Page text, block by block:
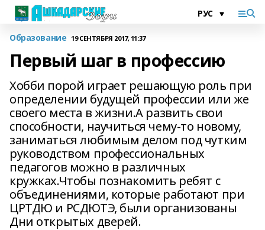
Образование 19 СЕНТЯБРЯ 2017, 11:37
Первый шаг в профессию
Хобби порой играет решающую роль при
определении будущей профессии или же
своего места в жизни.А развить свои
способности, научиться чему-то новому,
заниматься любимым делом под чутким
руководством профессиональных
педагогов можно в различных
кружках.Чтобы познакомить ребят с
объединениями, которые работают при
ЦРТДЮ и РСДЮТЭ, были организованы
Дни открытых дверей.